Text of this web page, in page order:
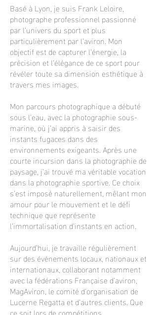
Basé à Lyon, je suis Frank Leloire,
photographe professionnel passionné
par l’univers du sport et plus
particulièrement par l’aviron. Mon
objectif est de capturer l’énergie, la
précision et l’élégance de ce sport pour
révéler toute sa dimension esthétique à
travers mes images.
Mon parcours photographique a débuté
sous l’eau, avec la photographie sous-
marine, où j’ai appris à saisir des
instants fugaces dans des
environnements exigeants. Après une
courte incursion dans la photographie de
paysage, j’ai trouvé ma véritable vocation
dans la photographie sportive. Ce choix
s’est imposé naturellement, mêlant mon
amour pour le mouvement et le défi
technique que représente
l’immortalisation d’instants en action.
Aujourd’hui, je travaille régulièrement
sur des événements locaux, nationaux et
internationaux, collaborant notamment
avec la fédérations Française d’aviron,
MagAviron, le comité d’organisation de
Lucerne Regatta et d’autres clients. Que